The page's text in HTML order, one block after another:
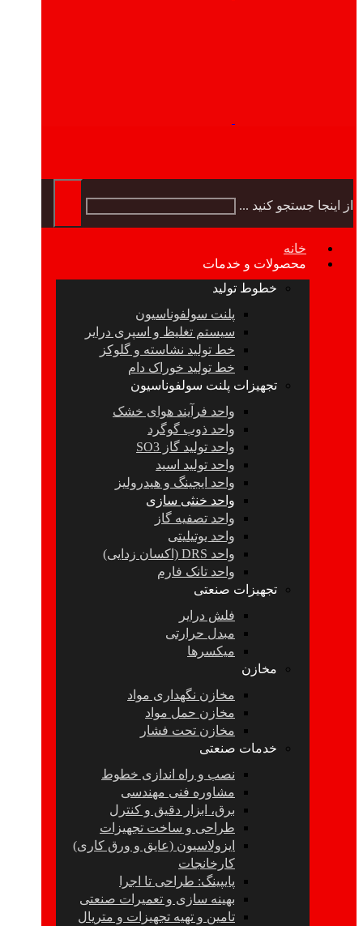
از اینجا جستجو کنید ...
خانه
محصولات و خدمات
خطوط تولید
پلنت سولفوناسیون
سیستم تغلیظ و اسپری درایر
خط تولید نشاسته و گلوکز
خط تولید خوراک دام
تجهیزات پلنت سولفوناسیون
واحد فرآیند هوای خشک
واحد ذوب گوگرد
واحد تولید گاز SO3
واحد تولید اسید
واحد ایجینگ و هیدرولیز
واحد خنثی سازی
واحد تصفیه گاز
واحد یوتیلیتی
واحد DRS (اکسان زدایی)
واحد تانک فارم
تجهیزات صنعتی
فلش درایر
مبدل حرارتی
میکسرها
مخازن
مخازن نگهداری مواد
مخازن حمل مواد
مخازن تحت فشار
خدمات صنعتی
نصب و راه اندازی خطوط
مشاوره فنی مهندسی
برق، ابزار دقیق و کنترل
طراحی و ساخت تجهیزات
ایزولاسیون (عایق و ورق کاری)
کارخانجات
پایپینگ: طراحی تا اجرا
بهینه سازی و تعمیرات صنعتی
تامین و تهیه تجهیزات و متریال